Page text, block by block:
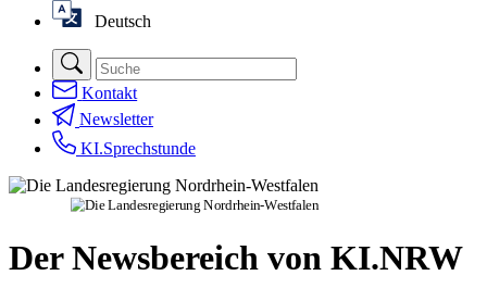
Deutsch
Kontakt
Newsletter
KI.Sprechstunde
Der Newsbereich von KI.NRW